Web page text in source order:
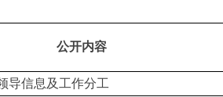
公开内容
导信息及工作分工